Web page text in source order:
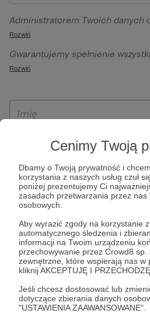
Cenimy Twoją
Dbamy o Twoją prywatność i
korzystania z naszych usług czuł
poniżej prezentujemy Ci
zasadach przetwarzania przez nas
osobowych.
Aby wyrazić zgody na korzystanie
automatycznego śledzenia i
informacji na Twoim urządzeniu
przechowywanie przez Crowd8
zewnętrzne, które wspierają nas w
kliknij AKCEPTUJĘ I
Jeśli chcesz dostosować lub
dotyczące zbierania danych
"USTAWIENIA ZAAWANSOWANE".
Administratorem Twoich danych
sp. z o.o. z siedziba w Warszawie,
092 Warszawa. Twoje dane
szczególności w celu wykonania
Patronite.pl, w tym możliwości
otrzymywania wsparcia na naszej
Rozwiń
Gwarantujemy spełnienie
wynikających z ogólnego
ich przenoszenia, niepodlegania
wyrażenia sprzeciwu wobec
osobowych. Rejestracja dla osób
jest po przekazaniu podpisanego
założenie konta przez osobę
dostępny jest na stronie
Rozwiń
* Zapoznałem się i akceptuję
Prywatności.